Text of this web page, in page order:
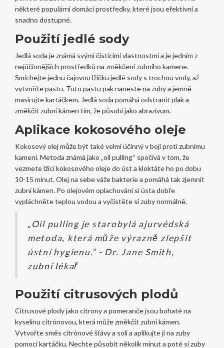
některé populární domácí prostředky, které jsou efektivní a
snadno dostupné.
Použití jedlé sody
Jedlá soda je známá svými čisticími vlastnostmi a je jedním z
nejúčinnějších prostředků na změkčení zubního kamene.
Smíchejte jednu čajovou lžičku jedlé sody s trochou vody, až
vytvoříte pastu. Tuto pastu pak naneste na zuby a jemně
masírujte kartáčkem. Jedlá soda pomáhá odstranit plak a
změkčit zubní kámen tím, že působí jako abrazivum.
Aplikace kokosového oleje
Kokosový olej může být také velmi účinný v boji proti zubnímu
kameni. Metoda známá jako „oil pulling“ spočívá v tom, že
vezmete lžíci kokosového oleje do úst a kloktáte ho po dobu
10-15 minut. Olej na sebe váže bakterie a pomáhá tak zjemnit
zubní kámen. Po olejovém oplachování si ústa dobře
vypláchněte teplou vodou a vyčistěte si zuby normálně.
„Oil pulling je starobylá ajurvédská
metoda, která může výrazně zlepšit
ústní hygienu.“ - Dr. Jane Smith,
zubní lékař
Použití citrusových plodů
Citrusové plody jako citrony a pomeranče jsou bohaté na
kyselinu citrónovou, která může změkčit zubní kámen.
Vytvořte směs citrónové šťávy a soli a aplikujte ji na zuby
pomocí kartáčku. Nechte působit několik minut a poté si zuby